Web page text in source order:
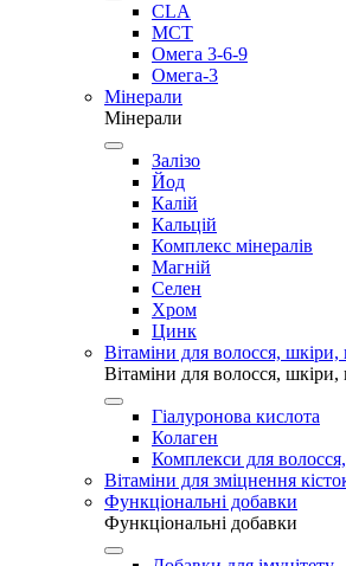
CLA
MCT
Омега 3-6-9
Омега-3
Мінерали
Мінерали
Залізо
Йод
Калій
Кальцій
Комплекс мінералів
Магній
Селен
Хром
Цинк
Вітаміни для волосся, шкіри,
Вітаміни для волосся, шкіри,
Гіалуронова кислота
Колаген
Комплекси для волосся,
Вітаміни для зміцнення
Функціональні добавки
Функціональні добавки